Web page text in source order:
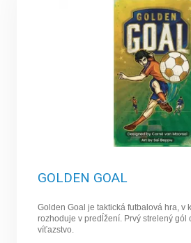
GOLDEN GOAL
Golden Goal je taktická futbalová hra, v
rozhoduje v predĺžení. Prvý strelený gól
víťazstvo.